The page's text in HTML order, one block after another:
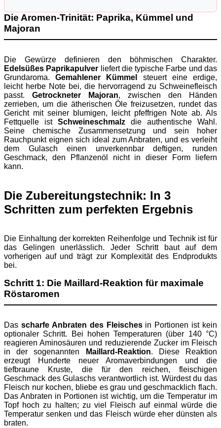
Die Aromen-Trinität: Paprika, Kümmel und
Majoran
Die Gewürze definieren den böhmischen Charakter.
Edelsüßes Paprikapulver liefert die typische Farbe und das
Grundaroma.Gemahlener Kümmel
steuert eine erdige,
leicht herbe Note bei, die hervorragend zu Schweinefleisch
passt. Getrockneter Majoran, zwischen den Händen
zerrieben, um die ätherischen Öle freizusetzen, rundet das
Gericht mit seiner blumigen, leicht pfeffrigen Note ab. Als
Fettquelle ist Schweineschmalz die authentische Wahl.
Seine chemische Zusammensetzung und sein hoher
Rauchpunkt eignen sich ideal zum Anbraten, und es verleiht
dem Gulasch einen unverkennbar deftigen, runden
Geschmack, den Pflanzenöl nicht in dieser Form liefern
kann.
Die Zubereitungstechnik: In 3
Schritten zum perfekten Ergebnis
Die Einhaltung der korrekten Reihenfolge und Technik ist für
das Gelingen unerlässlich. Jeder Schritt baut auf dem
vorherigen auf und trägt zur Komplexität des Endprodukts
bei.
Schritt 1: Die Maillard-Reaktion für maximale
Röstaromen
Das scharfe Anbraten des Fleischesin Portionen ist kein
optionaler Schritt. Bei hohen Temperaturen (über 140 °C)
reagieren Aminosäuren und reduzierende Zucker im Fleisch
in der sogenannten
Maillard-Reaktion. Diese Reaktion
erzeugt Hunderte neuer Aromaverbindungen und die
tiefbraune Kruste, die für den reichen, fleischigen
Geschmack des Gulaschs verantwortlich ist. Würdest du das
Fleisch nur kochen, bliebe es grau und geschmacklich flach.
Das Anbraten in Portionen ist wichtig, um die Temperatur im
Topf hoch zu halten; zu viel Fleisch auf einmal würde die
Temperatur senken und das Fleisch würde eher dünsten als
braten.